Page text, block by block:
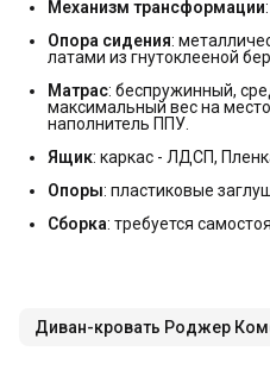
Механизм трансформации
Опора сидения:
латами из гнутоклееной
Матрас: беспружинный,
максимальный вес на место
наполнитель ППУ.
Ящик: каркас - ЛДСП,
Опоры: пластиковые
Сборка: требуется
Диван-кровать Роджер